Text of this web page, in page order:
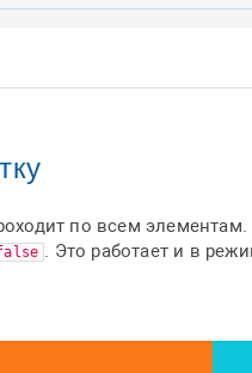
по всем
. Это работает и в